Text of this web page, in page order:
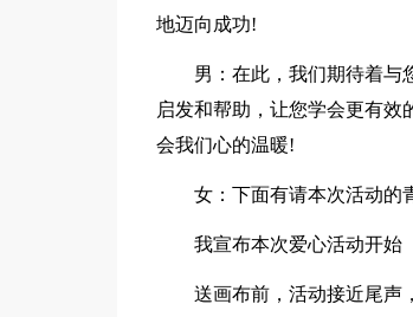
地迈向成功!
男：在此，我们期待着与
启发和帮助，让您学会更有
会我们心的温暖!
女：下面有请本次活动
我宣布本次爱心活动开始
送画布前，活动接近尾声，